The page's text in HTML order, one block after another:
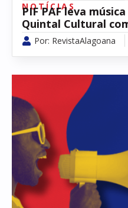
NOTÍCIAS
PIF PAF leva
Quintal Cultural
Por: RevistaAlagoana